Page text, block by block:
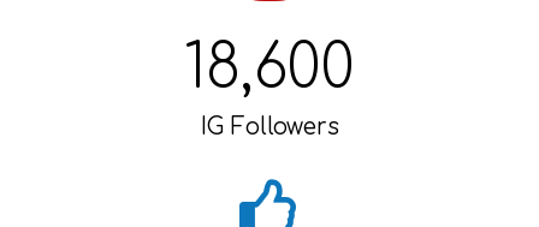
18,600
IG Followers